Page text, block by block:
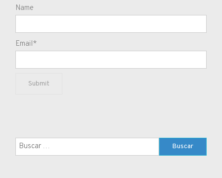
Name
Email*
Buscar: